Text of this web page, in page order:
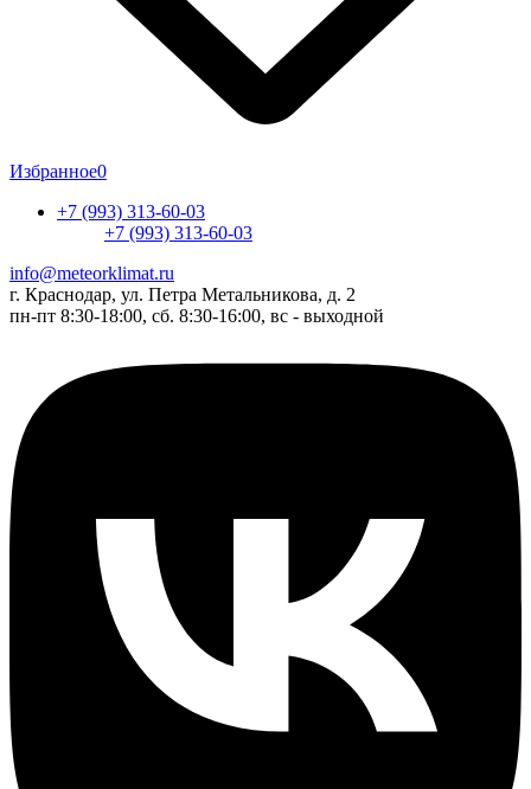
Избранное0
+7 (993) 313-60-03
+7 (993) 313-60-03
info@meteorklimat.ru
г. Краснодар, ул. Петра Метальникова, д. 2
пн-пт 8:30-18:00, сб. 8:30-16:00, вс - выходной